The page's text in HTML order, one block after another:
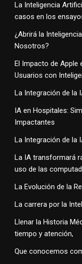
La Inteligencia
casos en los
¿Abrirá la
Nosotros?
El Impacto de Apple
Usuarios con
La Integración de la
IA en Hospitales:
Impactantes
La Integración de la
La IA transformará
uso de las
La Evolución de la
La carrera por la
Llenar la Historia
tiempo y atención,
Que conocemos